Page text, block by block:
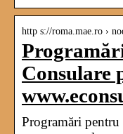
http s://roma.mae.ro ›
Consulare
Programări